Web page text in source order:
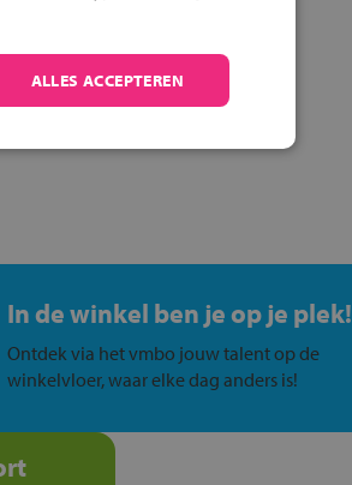
In de winkel ben je op je plek!
Ontdek via het vmbo jouw talent op de
winkelvloer, waar elke dag anders is!
ALLES ACCEPTEREN